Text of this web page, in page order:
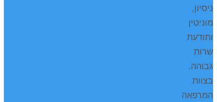
ניסיון,
מוניטין
ותודעת
שרות
גבוהה.
בצוות
המרפאה